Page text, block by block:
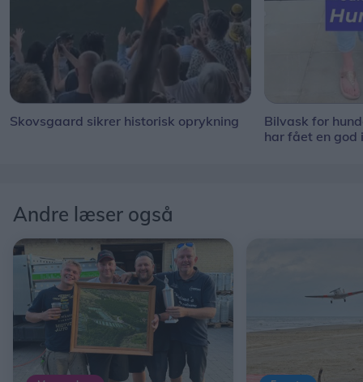
Skovsgaard sikrer historisk oprykning
Bilvask for
har fået en god
Andre læser også